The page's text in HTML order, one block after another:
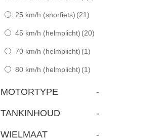
25 km/h (snorfiets) (21)
45 km/h (helmplicht) (20)
70 km/h (helmplicht) (1)
80 km/h (helmplicht) (1)
MOTORTYPE -
TANKINHOUD -
WIELMAAT -